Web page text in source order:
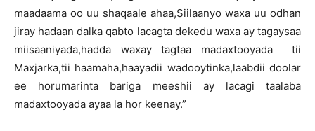
maadaama oo uu shaqaale ahaa,Siilaanyo waxa uu odhan
jiray hadaan dalka qabto lacagta dekedu waxa ay tagaysaa
miisaaniyada,hadda waxay tagtaa madaxtooyada tii
Maxjarka,tii haamaha,haayadii wadooytinka,laabdii doolar
ee horumarinta bariga meeshii ay lacagi taalaba
madaxtooyada ayaa la hor keenay.”